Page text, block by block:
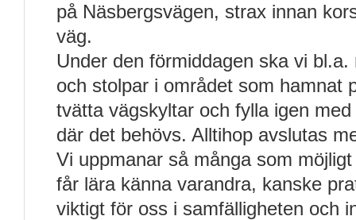
på Näsbergsvägen, strax innan
väg.
Under den förmiddagen ska vi
och stolpar i området som hamnat
tvätta vägskyltar och fylla igen
där det behövs. Alltihop avslutas
Vi uppmanar så många som
får lära känna varandra, kanske
viktigt för oss i samfälligheten och